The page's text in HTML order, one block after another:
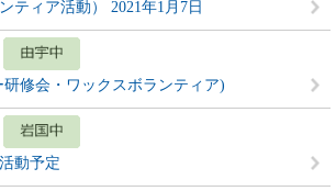
ティア活動） 2021年1月7日
研修会・ワックスボランティア)
動予定